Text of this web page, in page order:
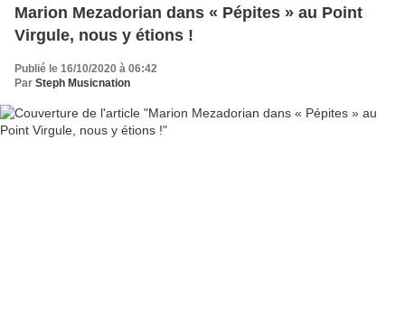
Marion Mezadorian dans « Pépites » au Point
Virgule, nous y étions !
Publié le 16/10/2020 à 06:42
Par Steph Musicnation